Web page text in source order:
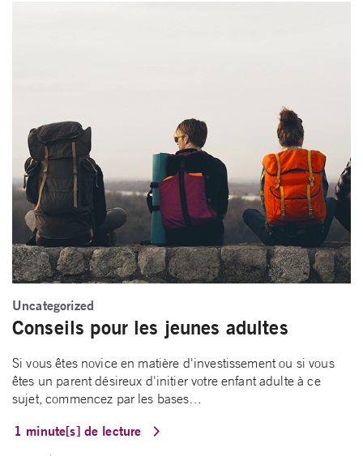
Uncategorized
Conseils pour les jeunes adultes
Si vous êtes novice en matière d'investissement ou si vous
êtes un parent désireux d'initier votre enfant adulte à ce
sujet, commencez par les bases…
1 minute[s] de lecture